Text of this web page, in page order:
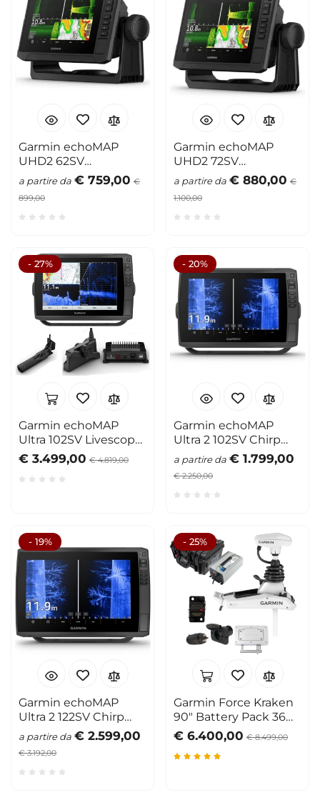
Garmin echoMAP
UHD2 62SV
eco/plotter 6"
a partire da € 759,00 €
899,00
Garmin echoMAP
UHD2 72SV
eco/plotter 7"
a partire da € 880,00 €
1.100,00
- 27%
Garmin echoMAP
Ultra 102SV Livescope
Pack
€ 3.499,00 € 4.819,00
- 20%
Garmin echoMAP
Ultra 2 102SV Chirp
eco/plotter 10"
a partire da € 1.799,00
€ 2.250,00
- 19%
Garmin echoMAP
Ultra 2 122SV Chirp
eco/plotter 12"
a partire da € 2.599,00
€ 3.192,00
- 25%
Garmin Force Kraken
90" Battery Pack 36
Volt
€ 6.400,00 € 8.499,00